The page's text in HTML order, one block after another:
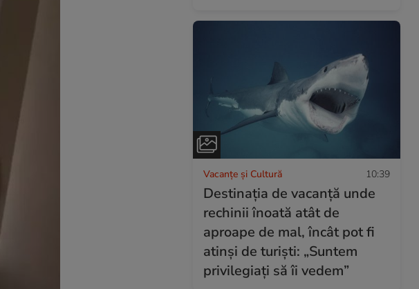
Vacanțe și Cultură 10:39
Destinația de vacanță unde
rechinii înoată atât de
aproape de mal, încât pot fi
atinși de turiști: „Suntem
privilegiați să îi vedem”